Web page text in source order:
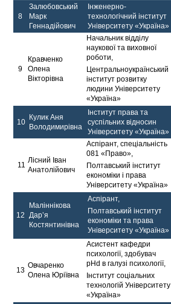
8
Залюбовський
Марк
Геннадійович
Інженерно-
технологічний інститут
Університету «Україна»
9
Кравченко
Олена
Вікторівна
Начальник відділу
наукової та виховної
роботи,
Центральноукраїнський
інститут розвитку
людини Університету
«Україна»
10
Кулик Аня
Володимирівна
Інститут права та
суспільних відносин
Університету «Україна»
11
Лісний Іван
Анатолійович
Аспірант, спеціальність
081 «Право»,
Полтавський інститут
економіки і права
Університету «Україна»
12
Маліннікова
Дарʼя
Костянтинівна
Аспірант,
Полтавський інститут
економіки та права
Університету «Україна»
13
Овчаренко
Олена Юріївна
Асистент кафедри
психології, здобувач
pHd в галузі психології,
Інститут соціальних
технологій Університету
«Україна»